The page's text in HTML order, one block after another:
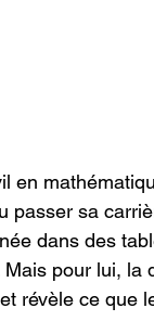
en
passer sa
dans des
pour lui, la
révèle ce que